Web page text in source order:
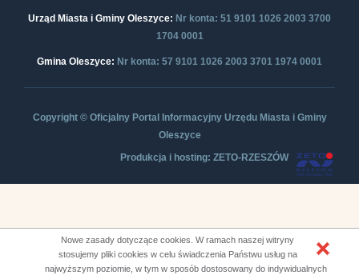
Urząd Miasta i Gminy Oleszyce: Nr konta: 51 9101 1026 2003 3700
1704 0001
Gmina Oleszyce: Nr konta: 57 9101 1026 2003 3701 1974 0001
Copyright © Oficjalny Portal Informacyjny Urzędu Miasta i Gminy
Oleszyce
Produkcja i hosting: ZETO-RZESZÓW
Nowe zasady dotyczące cookies. W ramach naszej witryny
stosujemy pliki cookies w celu świadczenia Państwu usług na
najwyższym poziomie, w tym w sposób dostosowany do indywidualnych